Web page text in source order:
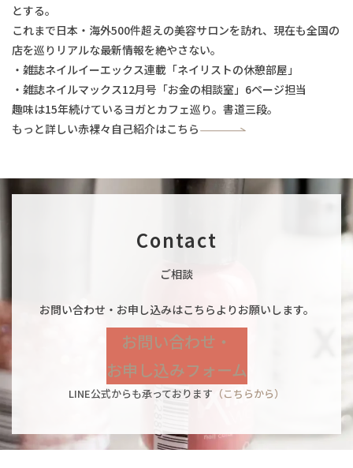
とする。
これまで日本・海外500件超えの美容サロンを訪れ、現在も全国の
店を巡りリアルな最新情報を絶やさない。
・雑誌ネイルイーエックス連載「ネイリストの休憩部屋」
・雑誌ネイルマックス12月号「お金の相談室」6ページ担当
趣味は15年続けているヨガとカフェ巡り。書道三段。
もっと詳しい赤裸々自己紹介はこちら
Contact
ご相談
お問い合わせ・お申し込みはこちらよりお願いします。
お問い合わせ・
お申し込みフォーム
LINE公式からも承っております （こちらから）